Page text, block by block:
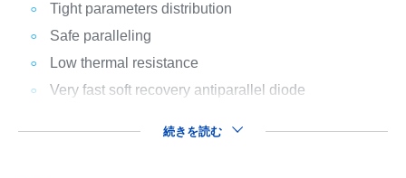
Tight parameters distribution
Safe paralleling
Low thermal resistance
Very fast soft recovery antiparallel diode
続きを読む